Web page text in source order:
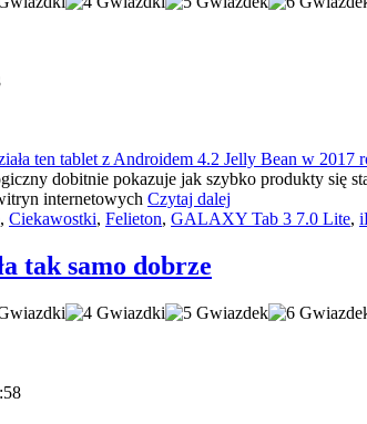
dobitnie pokazuje jak szybko produkty się
internetowych Czytaj dalej
, Ciekawostki, Felieton, GALAXY Tab 3 7.0 Lite,
tak samo dobrze